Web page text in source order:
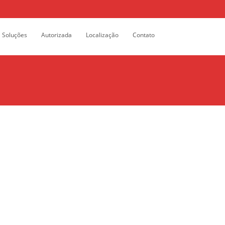
Soluções Autorizada Localização Contato